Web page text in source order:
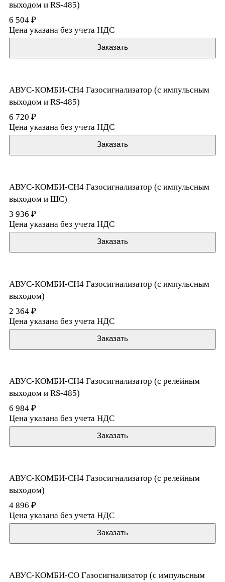
выходом и RS-485)
6 504 ₽
Цена указана без учета НДС
Заказать
АВУС-КОМБИ-CH4 Газосигнализатор (с импульсным
выходом и RS-485)
6 720 ₽
Цена указана без учета НДС
Заказать
АВУС-КОМБИ-CH4 Газосигнализатор (с импульсным
выходом и ШС)
3 936 ₽
Цена указана без учета НДС
Заказать
АВУС-КОМБИ-CH4 Газосигнализатор (с импульсным
выходом)
2 364 ₽
Цена указана без учета НДС
Заказать
АВУС-КОМБИ-CH4 Газосигнализатор (с релейным
выходом и RS-485)
6 984 ₽
Цена указана без учета НДС
Заказать
АВУС-КОМБИ-CH4 Газосигнализатор (с релейным
выходом)
4 896 ₽
Цена указана без учета НДС
Заказать
АВУС-КОМБИ-CO Газосигнализатор (с импульсным